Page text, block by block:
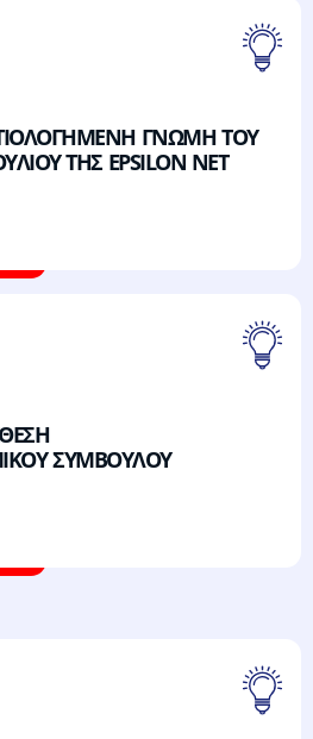
ΓΝΩΜΗ ΤΟΥ
ΤΗΣ EPSILON NET
ΣΥΜΒΟΥΛΟΥ